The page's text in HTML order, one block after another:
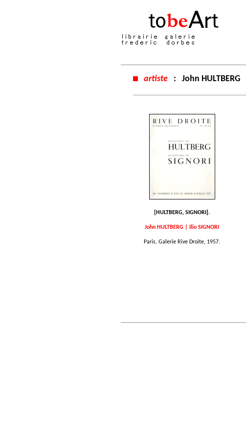
artiste : John HULTBERG
[HULTBERG, SIGNORI].
John HULTBERG | Ilio SIGNORI
Paris, Galerie Rive Droite, 1957.